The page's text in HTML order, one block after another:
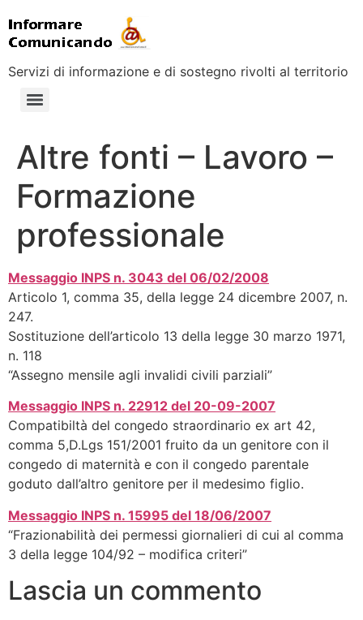
Servizi di informazione e di sostegno rivolti al territorio
Altre fonti – Lavoro –
Formazione
professionale
Messaggio INPS n. 3043 del 06/02/2008
Articolo 1, comma 35, della legge 24 dicembre 2007, n.
247.
Sostituzione dell’articolo 13 della legge 30 marzo 1971,
n. 118
“Assegno mensile agli invalidi civili parziali”
Messaggio INPS n. 22912 del 20-09-2007
Compatibiltà del congedo straordinario ex art 42,
comma 5,D.Lgs 151/2001 fruito da un genitore con il
congedo di maternità e con il congedo parentale
goduto dall’altro genitore per il medesimo figlio.
Messaggio INPS n. 15995 del 18/06/2007
“Frazionabilità dei permessi giornalieri di cui al comma
3 della legge 104/92 – modifica criteri”
Lascia un commento